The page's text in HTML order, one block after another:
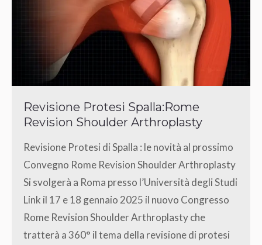
Revisione Protesi Spalla:Rome
Revision Shoulder Arthroplasty
Revisione Protesi di Spalla : le novità al prossimo
Convegno Rome Revision Shoulder Arthroplasty
Si svolgerà a Roma presso l’Università degli Studi
Link il 17 e 18 gennaio 2025 il nuovo Congresso
Rome Revision Shoulder Arthroplasty che
tratterà a 360° il tema della revisione di protesi